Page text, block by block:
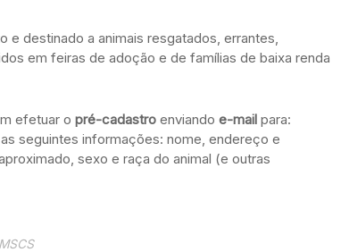
e destinado a animais resgatados, errantes,
em feiras de adoção e de famílias de baixa renda
efetuar o pré-cadastro enviando e-mail para:
seguintes informações: nome, endereço e
sexo e raça do animal (e outras